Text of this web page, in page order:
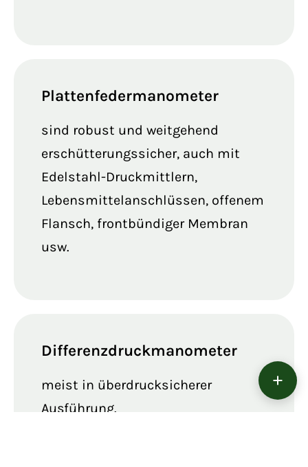
Plattenfedermanometer
sind robust und weitgehend
erschütterungssicher, auch mit
Edelstahl-Druckmittlern,
Lebensmittelanschlüssen, offenem
Flansch, frontbündiger Membran
usw.
Differenzdruckmanometer
meist in überdrucksicherer
Ausführung.